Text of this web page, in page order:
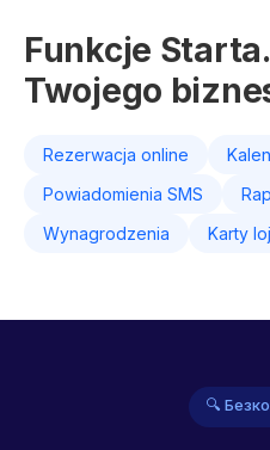
Funkcje
Twojego
Rezerwacja online
Powiadomienia SMS
Wynagrodzenia
Karty
🔍